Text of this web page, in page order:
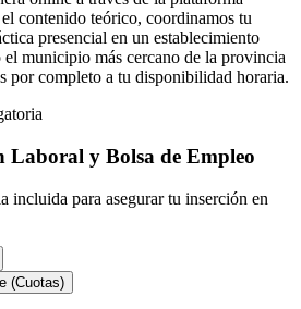
contenido teórico, coordinamos tu
presencial en un establecimiento
municipio más cercano de la provincia
por completo a tu disponibilidad horaria.
Laboral y Bolsa de Empleo
incluida para asegurar tu inserción en
(Cuotas)